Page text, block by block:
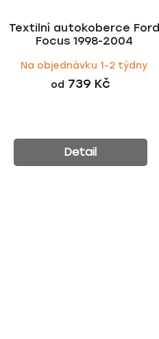
Textilní autokoberce Ford
Focus 1998-2004
Na objednávku 1-2 týdny
od 739 Kč
Detail